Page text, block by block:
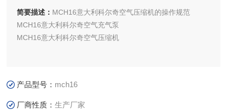
简要描述： MCH16意大利科尔奇空气压缩机的操作规范
MCH16意大利科尔奇空气充气泵
MCH16意大利科尔奇空气压缩机
产品型号： mch16
厂商性质：生产厂家